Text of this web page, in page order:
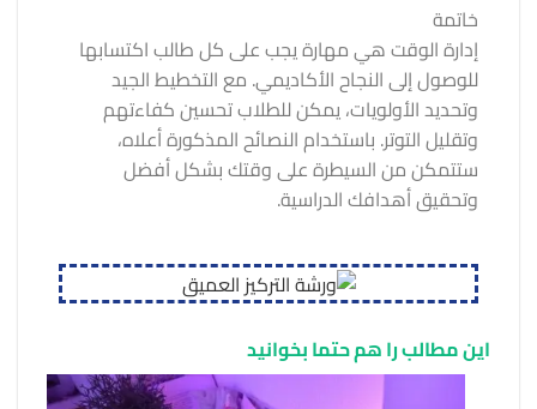
خاتمة
إدارة الوقت هي مهارة يجب على كل طالب اكتسابها
للوصول إلى النجاح الأكاديمي. مع التخطيط الجيد
وتحديد الأولويات، يمكن للطلاب تحسين كفاءتهم
وتقليل التوتر. باستخدام النصائح المذكورة أعلاه،
ستتمكن من السيطرة على وقتك بشكل أفضل
وتحقيق أهدافك الدراسية.
این مطالب را هم حتما بخوانید